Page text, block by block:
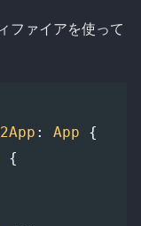
ファイアを使って
: App
{
{